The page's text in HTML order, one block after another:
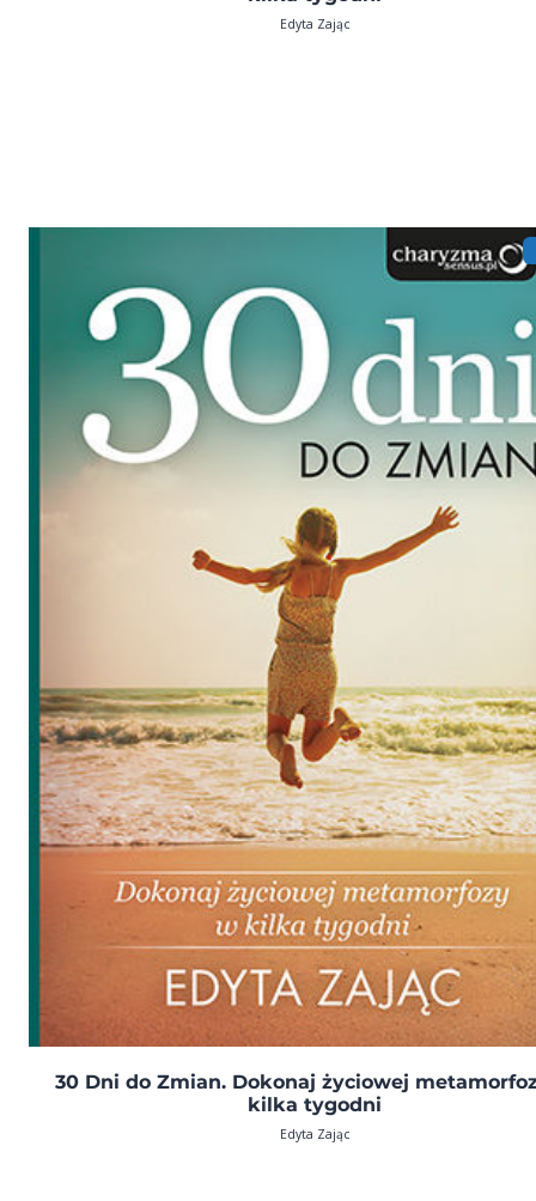
Edyta Zając
30 Dni do Zmian. Dokonaj życiowej
kilka tygodni
Edyta Zając